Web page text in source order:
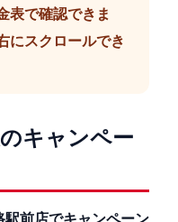
表で確認できま
にスクロールでき
キャンペー
前店でキャンペーン